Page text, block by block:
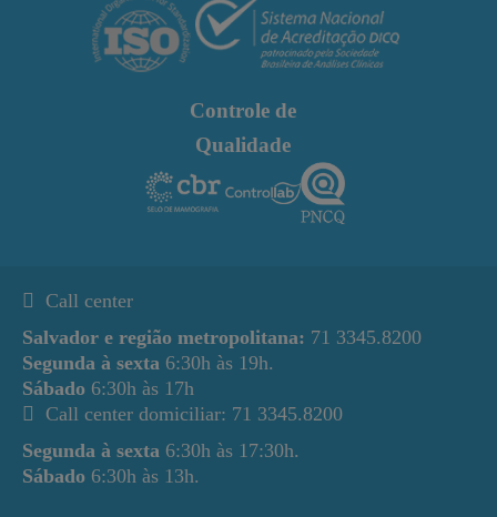
Controle de
Qualidade
Call center
Salvador e região metropolitana: 71 3345.8200
Segunda à sexta 6:30h às 19h.
Sábado 6:30h às 17h
Call center domiciliar: 71 3345.8200
Segunda à sexta 6:30h às 17:30h.
Sábado 6:30h às 13h.